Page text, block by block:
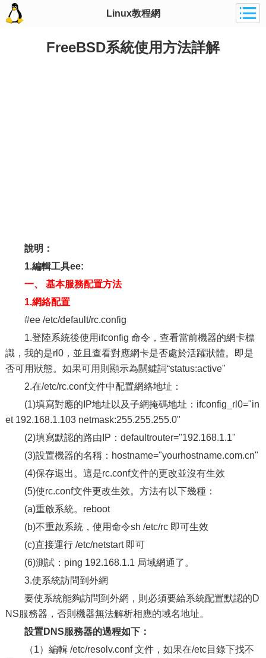
Linux教程網
FreeBSD系統使用方法詳解
說明：
1.編輯工具ee:
一、 基本服務配置方法
1.網絡配置
#ee /etc/default/rc.config
1.登陸系統後使用ifconfig 命令，查看當前機器的網卡標
識，我的是rl0，並且查看對應網卡是否處於活躍狀體。即是
否可用狀態。如果可用則顯示為關鍵詞“status:active"
2.在/etc/rc.conf文件中配置網絡地址：
(1)填寫對應的IP地址以及子網掩碼地址：ifconfig_rl0="in
et 192.168.1.103 netmask:255.255.255.0"
(2)填寫默認的路由IP：defaultrouter="192.168.1.1"
(3)設置機器的名稱：hostname="yourhostname.com.cn"
(4)保存退出。這是rc.conf文件的更改並沒有生效
(5)使rc.conf文件更改生效。方法有以下幾種：
(a)重啟系統。reboot
(b)不重啟系統，使用命令sh /etc/rc 即可生效
(c)直接運行 /etc/netstart 即可
(6)測試：ping 192.168.1.1 局域網通了。
3.使系統訪問到外網
要使系統能夠訪問到外網，則必須要給系統配置默認的D
NS服務器，否則機器無法解析相應的域名地址。
設置DNS服務器的過程如下：
（1）編輯 /etc/resolv.conf 文件，如果在/etc目錄下找不